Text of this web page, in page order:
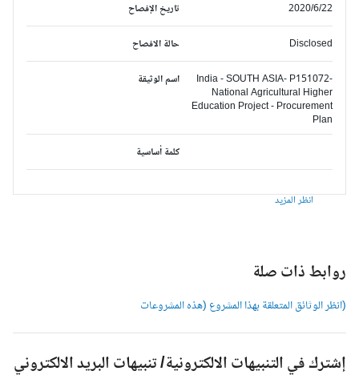
تاريخ الإفصاح 2020/6/22
حالة الافصاح Disclosed
اسم الوثيقة
India - SOUTH ASIA- P151072-
National Agricultural Higher
Education Project - Procurement
Plan
كلمة أساسية
انظر المزيد
روابط ذات صلة
(انظر الوثائق المتعلقة بهذا المشروع (هذه المشروعات
إشترك في التنبيهات الالكترونية/ تنبيهات البريد الالكتروني